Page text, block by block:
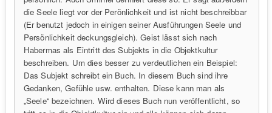
die Seele liegt vor der Perönlichkeit und ist nicht beschreibbar
(Er benutzt jedoch in einigen seiner Ausführungen Seele und
Persönlichkeit deckungsgleich). Geist lässt sich nach
Habermas als Eintritt des Subjekts in die Objektkultur
beschreiben. Um dies besser zu verdeutlichen ein Beispiel:
Das Subjekt schreibt ein Buch. In diesem Buch sind ihre
Gedanken, Gefühle usw. enthalten. Diese kann man als
„Seele“ bezeichnen. Wird dieses Buch nun veröffentlicht, so